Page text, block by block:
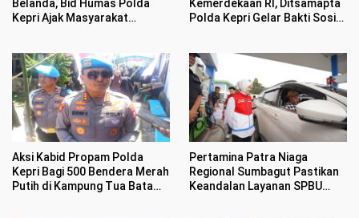
Belanda, Bid Humas Polda
Kepri Ajak Masyarakat
Kemerdekaan RI, Ditsamapta
Polda Kepri Gelar Bakti Sosial
Aksi Kabid Propam Polda
Kepri Bagi 500 Bendera Merah
Putih di Kampung Tua Batam
Pertamina Patra Niaga
Regional Sumbagut Pastikan
Keandalan Layanan SPBU